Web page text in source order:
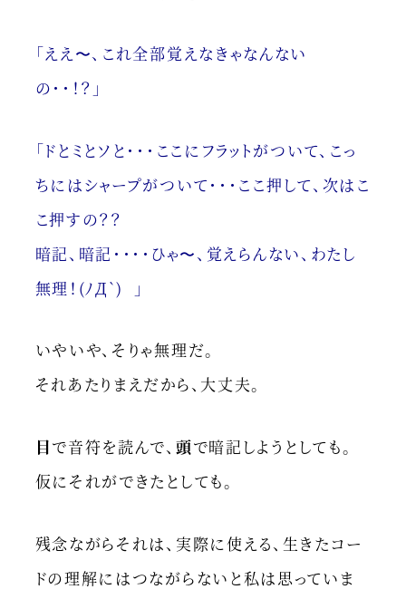
「ええ〜、これ全部覚えなきゃなんない
の・・！？」
「ドとミとソと・・・ ここにフラットがついて、こっ
ちにはシャープがついて・・・ ここ押して、次はこ
こ押すの？？
暗記、暗記・・・・ ひゃ〜、覚えらんない、わたし
無理！(ﾉД`) 」
いやいや、そりゃ無理だ。
それあたりまえだから、大丈夫。
目で音符を読んで、 頭で暗記しようとしても。
仮にそれができたとしても。
残念ながらそれは、実際に使える、生きたコー
ドの理解にはつながらないと私は思っていま